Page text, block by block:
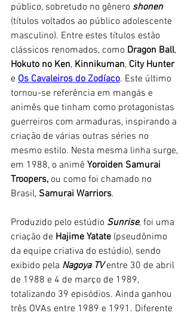
público, sobretudo no gênero shonen
(títulos voltados ao público adolescente
masculino). Entre estes títulos estão
clássicos renomados, como Dragon Ball,
Hokuto no Ken, Kinnikuman, City Hunter
e Os Cavaleiros do Zodíaco. Este último
tornou-se referência em mangás e
animês que tinham como protagonistas
guerreiros com armaduras, inspirando a
criação de várias outras séries no
mesmo estilo. Nesta mesma linha surge,
em 1988, o animê Yoroiden Samurai
Troopers, ou como foi chamado no
Brasil, Samurai Warriors.
Produzido pelo estúdio Sunrise, foi uma
criação de Hajime Yatate (pseudônimo
da equipe criativa do estúdio), sendo
exibido pela Nagoya TV entre 30 de abril
de 1988 e 4 de março de 1989,
totalizando 39 episódios. Ainda ganhou
três OVAs entre 1989 e 1991. Diferente